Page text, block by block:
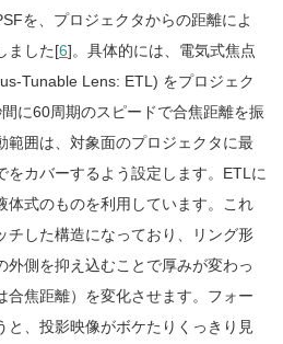
を、プロジェクタからの距離によ
ました[6]。具体的には、電気式焦点
Tunable Lens: ETL) をプロジェク
に60周期のスピードで合焦距離を振
範囲は、対象面のプロジェクタに最
をカバーするよう設定します。ETLに
体式のものを利用しています。これ
チした構造になっており、リング形
外側を抑え込むことで厚みが変わっ
合焦距離）を変化させます。フォー
と、投影映像がボケたりくっきり見